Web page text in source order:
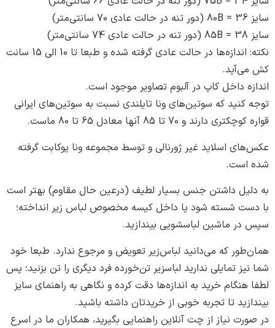
نکته: اندازه‌ها در حالت عادی گرفته شده و طبعا تا 10 الی 15 سانت
داخل کاپ در آلبوم تصاویر موجود است.
که سوتین‌های ونا تایلندی نسبت به سوتین‌های ایرانی
و 70 تا 85 آنها معادل 65 تا 80 ماست.
اسلاید غیر ژورنالی و توسط مجموعه ونا یوکابت گرفته
داشتن جنس بسیار لطیف (درعین حال مقاوم) بهتر است
شسته شود یا داخل کیسه مخصوص لباس زیر انداخته؛
ماشین لباسشویی بیندازید.
که می‌دانید لباس‌زیر تعویض و مرجوع ندارد. طبعا خود
تمایلی ندارید لباسزیر تن‌خورده فرد دیگری را تن بزنید؛ پس
خرید به اندازه‌ها دقت کرده و نگاهی به راهنمای سایز
تا تجربه خوبی از خریدتان داشته باشید.
نیاز از چت آنلاین راهنمایی بگیرید، همکاران ما در اسرع